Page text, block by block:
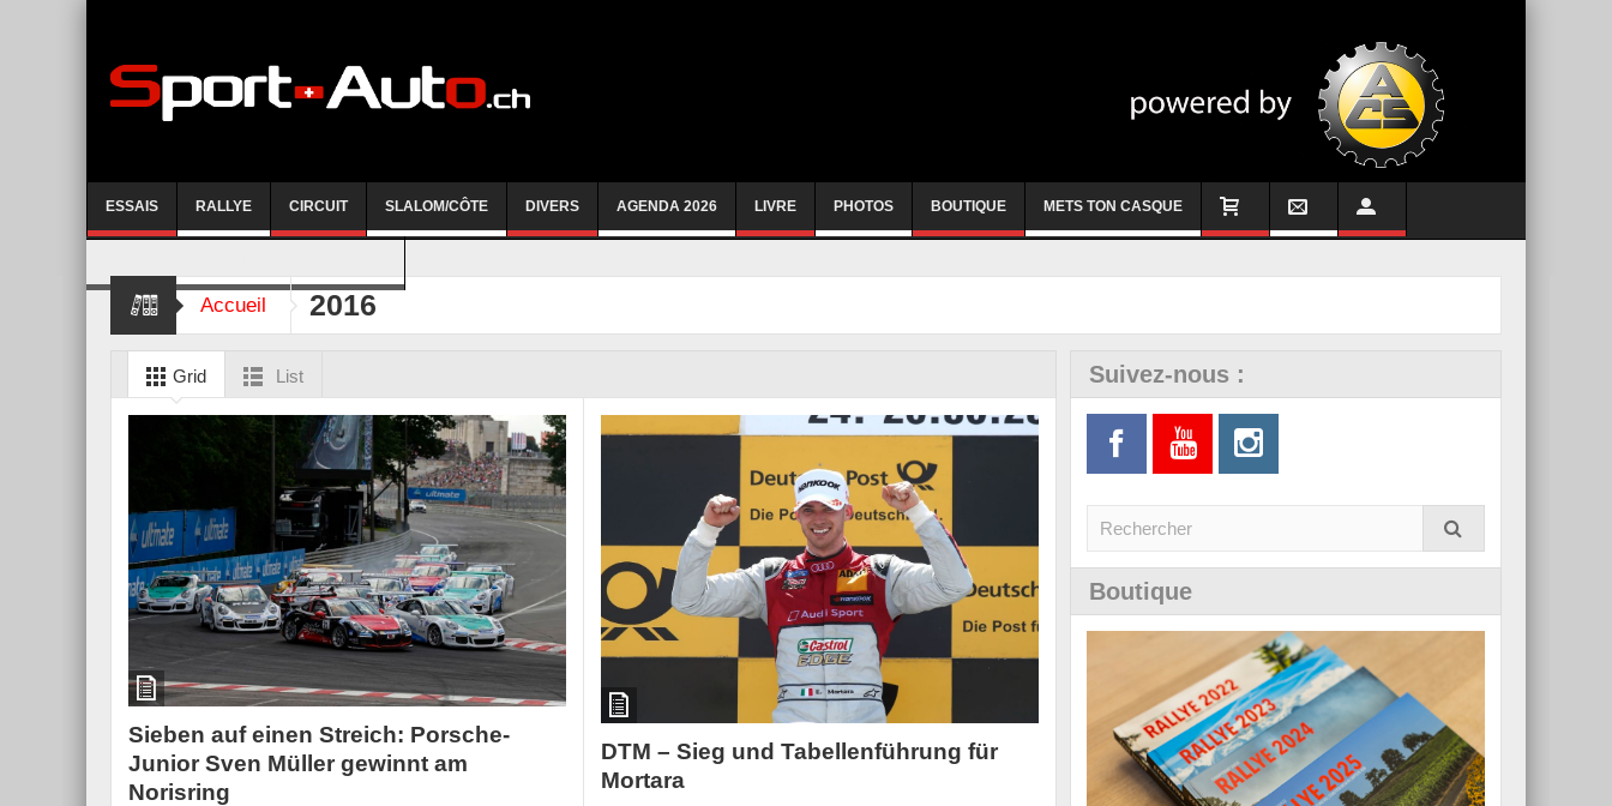
ESSAIS RALLYE CIRCUIT SLALOM/CÔTE DIVERS AGENDA 2026 LIVRE PHOTOS BOUTIQUE METS TON CASQUE
Accueil 2016
Grid List
Sieben auf einen Streich: Porsche-
Junior Sven Müller gewinnt am
Norisring
DTM – Sieg und Tabellenführung für
Mortara
Suivez-nous :
Boutique